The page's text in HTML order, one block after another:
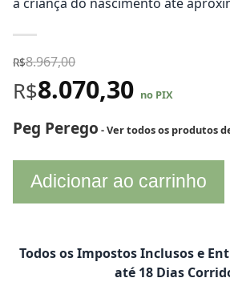
R$8.967,00
R$8.070,30 no PIX
Peg Perego - Ver todos os produtos
Adicionar ao carrinho
Todos os Impostos Inclusos e
até 18 Dias